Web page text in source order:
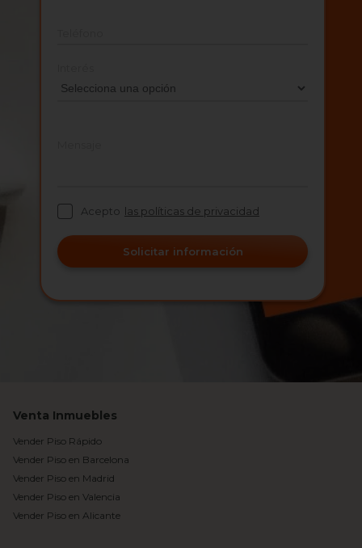
Acepto las políticas de privacidad
Solicitar información
Venta Inmuebles
Vender Piso Rápido
Vender Piso en Barcelona
Vender Piso en Madrid
Vender Piso en Valencia
Vender Piso en Alicante